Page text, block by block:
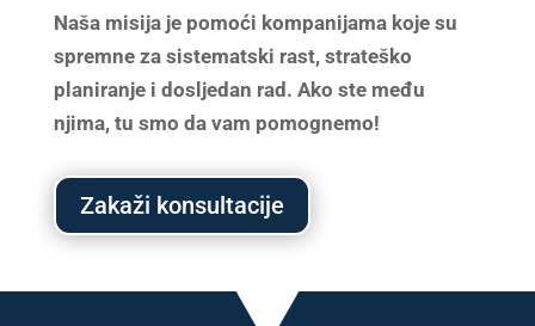
Naša misija je pomoći kompanijama koje su
spremne za sistematski rast, strateško
planiranje i dosljedan rad. Ako ste među
njima, tu smo da vam pomognemo!
Zakaži konsultacije